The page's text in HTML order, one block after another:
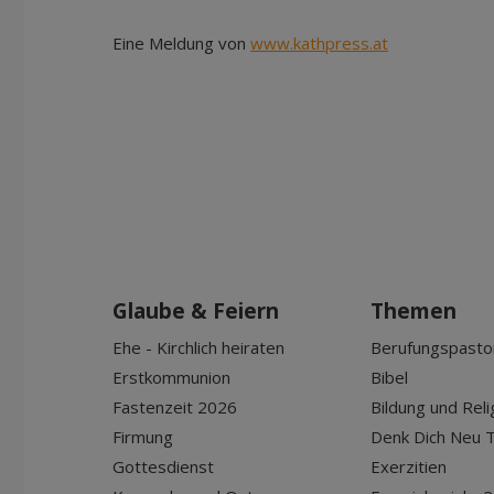
Eine Meldung von www.kathpress.at
Glaube & Feiern
Ehe - Kirchlich heiraten
Erstkommunion
Fastenzeit 2026
Firmung
Gottesdienst
Themen
Bibel
Bildung und
Denk Dich Neu
Exerzitien